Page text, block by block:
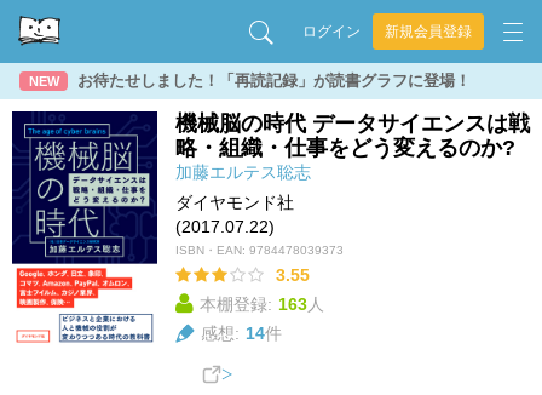
ログイン 新規会員登録
NEW お待たせしました！「再読記録」が読書グラフに登場！
機械脳の時代 データサイエンスは戦
略・組織・仕事をどう変えるのか?
加藤エルテス聡志
ダイヤモンド社
(2017.07.22)
ISBN・EAN: 9784478039373
3.55
本棚登録: 163人
感想: 14件